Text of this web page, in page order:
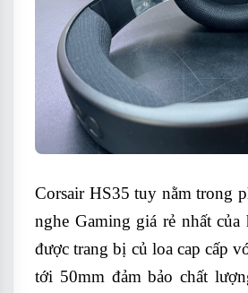
Corsair HS35 tuy nằm trong
nghe Gaming giá rẻ nhất của
được trang bị củ loa cap cấp
tới 50mm đảm bảo chất